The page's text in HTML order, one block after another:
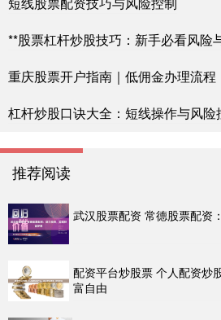
**股票杠杆炒股技巧：新手必看风险
重庆股票开户指南｜低佣金办理流程
杠杆炒股口诀大全：短线操作与风险
推荐阅读
武汉股票配资 常德股票配资
配资平台炒股票 个人配资炒
富自由